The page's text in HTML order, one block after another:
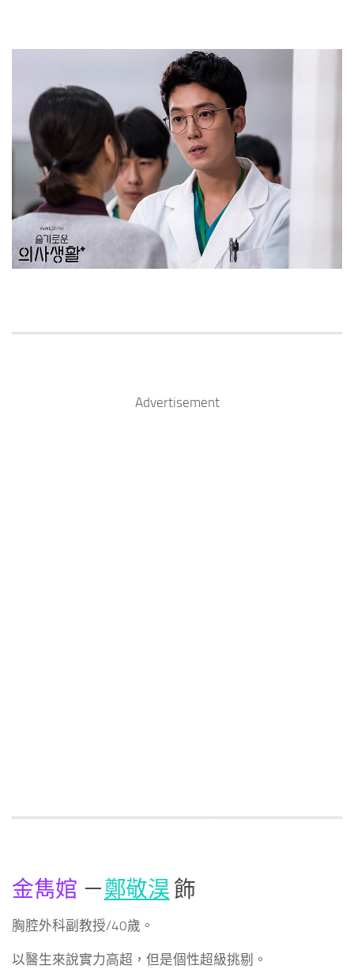
Advertisement
金雋婠 －鄭敬淏 飾
胸腔外科副教授/40歲。
以醫生來說實力高超，但是個性超級挑剔。